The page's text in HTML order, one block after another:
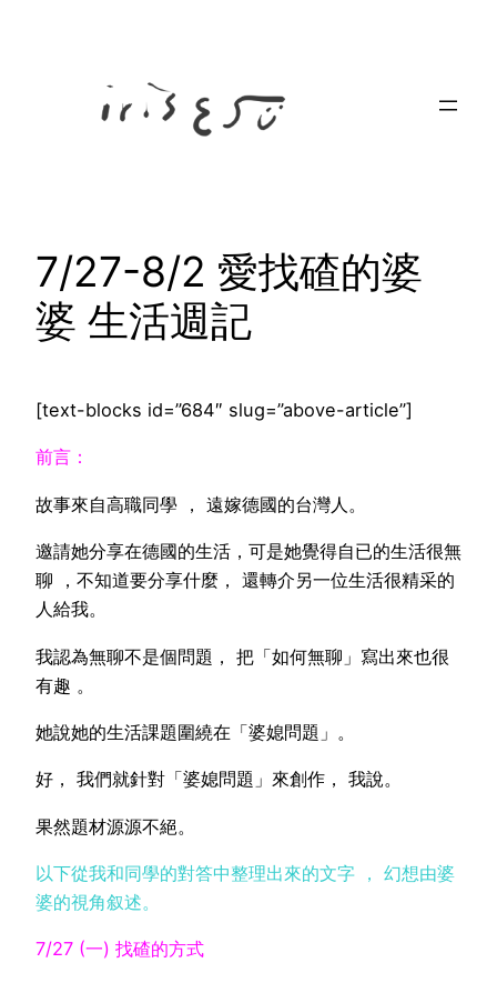
7/27-8/2 愛找碴的婆
婆 生活週記
[text-blocks id=”684″ slug=”above-article”]
前言：
故事來自高職同學 ， 遠嫁德國的台灣人。
邀請她分享在德國的生活，可是她覺得自已的生活很無
聊 ，不知道要分享什麼， 還轉介另一位生活很精采的
人給我。
我認為無聊不是個問題， 把「如何無聊」寫出來也很
有趣 。
她說她的生活課題圍繞在「婆媳問題」。
好， 我們就針對「婆媳問題」來創作， 我說。
果然題材源源不絕。
以下從我和同學的對答中整理出來的文字 ， 幻想由婆
婆的視角叙述。
7/27 (一) 找碴的方式